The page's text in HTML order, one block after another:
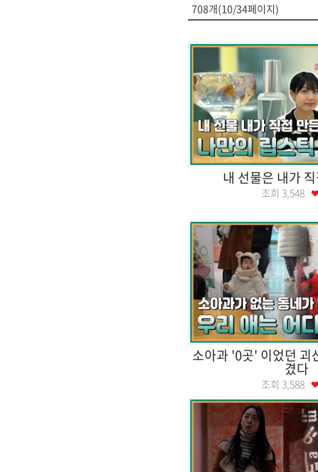
708개(10/34페이지)
내 선물은 내가
조회 3,548
소아과 '0곳' 이었던 괴
겼다
조회 3,588